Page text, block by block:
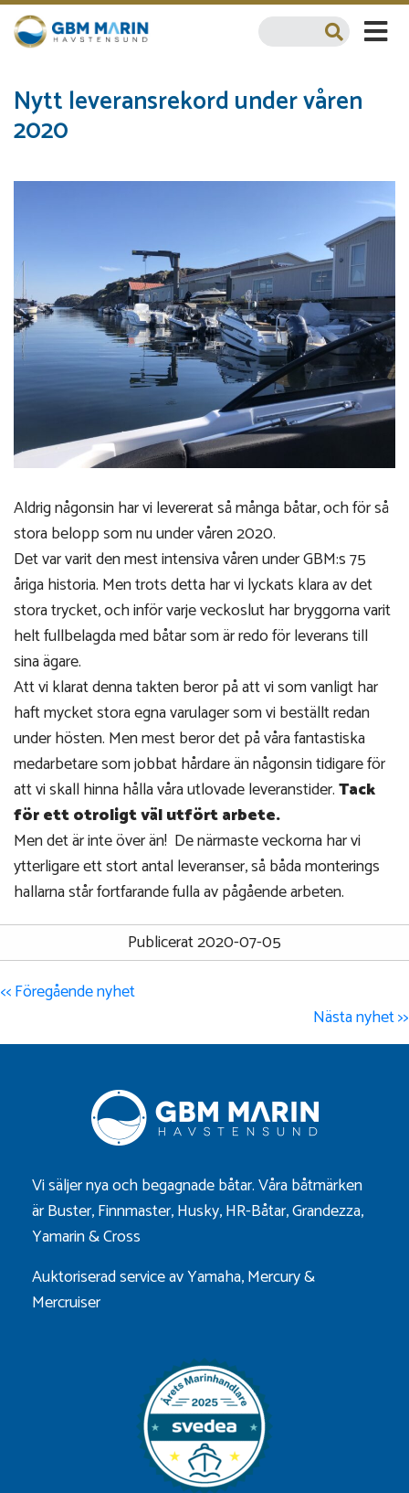
Nytt leveransrekord under våren
2020
Aldrig någonsin har vi levererat så många båtar, och för så
stora belopp som nu under våren 2020.
Det var varit den mest intensiva våren under GBM:s 75
åriga historia. Men trots detta har vi lyckats klara av det
stora trycket, och inför varje veckoslut har bryggorna varit
helt fullbelagda med båtar som är redo för leverans till
sina ägare.
Att vi klarat denna takten beror på att vi som vanligt har
haft mycket stora egna varulager som vi beställt redan
under hösten. Men mest beror det på våra fantastiska
medarbetare som jobbat hårdare än någonsin tidigare för
att vi skall hinna hålla våra utlovade leveranstider.Tack
för ett otroligt väl utfört arbete.
Men det är inte över än! De närmaste veckorna har vi
ytterligare ett stort antal leveranser, så båda monterings
hallarna står fortfarande fulla av pågående arbeten.
Publicerat 2020-07-05
<< Föregående nyhet
Nästa nyhet >>
Vi säljer nya och begagnade båtar. Våra båtmärken
ärBuster,Finnmaster,Husky,HR-Båtar,Grandezza,
Yamarin&Cross
Auktoriserad service av Yamaha, Mercury &
Mercruiser